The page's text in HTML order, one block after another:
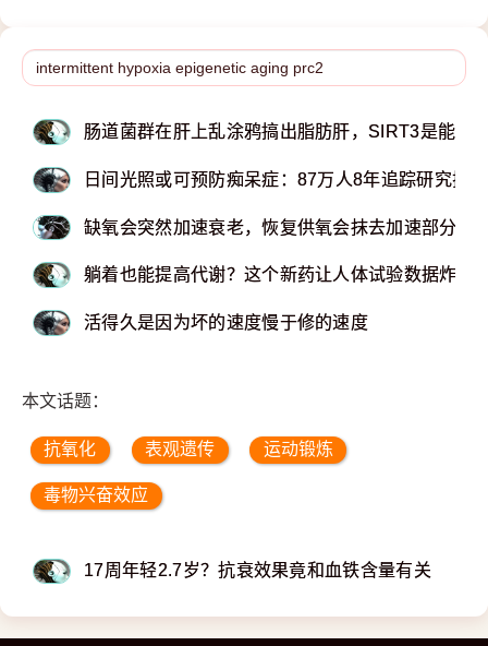
肠道菌群在肝上乱涂鸦搞出脂肪肝，SIRT3是能擦
日间光照或可预防痴呆症：87万人8年追踪研究揭
缺氧会突然加速衰老，恢复供氧会抹去加速部分！
躺着也能提高代谢？这个新药让人体试验数据炸了
活得久是因为坏的速度慢于修的速度
本文话题：
抗氧化 表观遗传 运动锻炼
毒物兴奋效应
17周年轻2.7岁？抗衰效果竟和血铁含量有关